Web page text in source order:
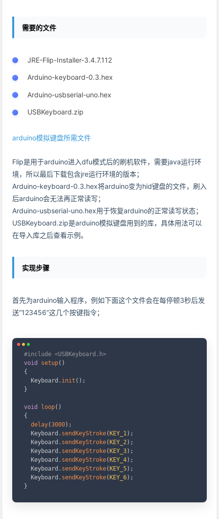
需要的文件
JRE-Flip-Installer-3.4.7.112
Arduino-keyboard-0.3.hex
Arduino-usbserial-uno.hex
USBKeyboard.zip
arduino模拟键盘所需文件
Flip是用于arduino进入dfu模式后的刷机软件，需要java运行环
境，所以最后下载包含jre运行环境的版本；
Arduino-keyboard-0.3.hex将arduino变为hid键盘的文件，刷入
后arduino会无法再正常读写；
Arduino-usbserial-uno.hex用于恢复arduino的正常读写状态；
USBKeyboard.zip是arduino模拟键盘用到的库，具体用法可以
在导入库之后查看示例。
实现步骤
首先为arduino输入程序，例如下面这个文件会在每停顿3秒后发
送“123456”这几个按键指令；
#include <USBKeyboard.h>
void
setup( )
{
  Keyboard
. init ( ) ;
}
void loop( )
{
delay(3000) ;
  Keyboard
. sendKeyStroke( KEY_1) ;
  Keyboard
. sendKeyStroke( KEY_2) ;
  Keyboard
. sendKeyStroke( KEY_3) ;
  Keyboard
. sendKeyStroke( KEY_4) ;
  Keyboard
. sendKeyStroke( KEY_5) ;
  Keyboard
. sendKeyStroke( KEY_6) ;
}